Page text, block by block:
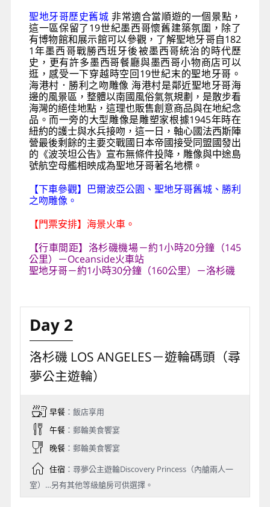
聖地牙哥歷史舊城 非常適合當順遊的一個景點，
這一區保留了19世紀墨西哥懷舊建築氛圍，除了
有博物館和展示館可以參觀，了解聖地牙哥自182
1年墨西哥戰勝西班牙後被墨西哥統治的時代歷
史，更有許多墨西哥餐廳與墨西哥小物商店可以
逛，感受一下穿越時空回19世紀末的聖地牙哥。
海港村．勝利之吻雕像 海港村是鄰近聖地牙哥海
邊的風景區，整體以南國風俗氣氛規劃，是散步看
海灣的絕佳地點，這理也販售創意商品與在地紀念
品。而一旁的大型雕像是雕塑家根據1945年時在
紐約的護士與水兵接吻，這一日，軸心國法西斯陣
營最後剩餘的主要交戰國日本帝國接受同盟國發出
的《波茨坦公告》宣布無條件投降，雕像與中途島
號航空母艦相映成為聖地牙哥著名地標。
【下車參觀】巴爾波亞公園、聖地牙哥舊城、勝利
之吻雕像。
【門票安排】海景火車。
【行車間距】洛杉磯機場－約1小時20分鐘（145
公里）－Oceanside火車站
聖地牙哥－約1小時30分鐘（160公里）－洛杉磯
Day 2
洛杉磯 LOS ANGELES－遊輪碼頭（尋
夢公主遊輪）
早餐：飯店享用
午餐：郵輪美食饗宴
晚餐：郵輪美食饗宴
住宿：尋夢公主遊輪Discovery Princess（內艙兩人一
室）…另有其他等級艙房可供選擇。